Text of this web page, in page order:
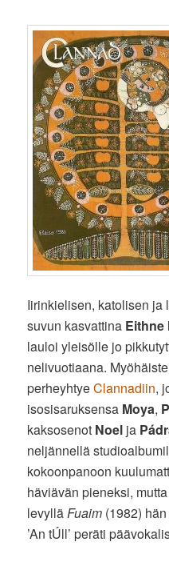
Iirinkielisen, katolisen ja
suvun kasvattina Eithne
lauloi yleisölle jo
nelivuotiaana.
perheyhtyeClannadiin,
isosisaruksensa Moya,
kaksosenot Noel ja
neljännellä
kokoonpanoon
häviävän pieneksi,
levylläFuaim (1982)
’An tÚll’ peräti